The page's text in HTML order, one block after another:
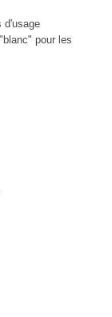
d'usage
pour les